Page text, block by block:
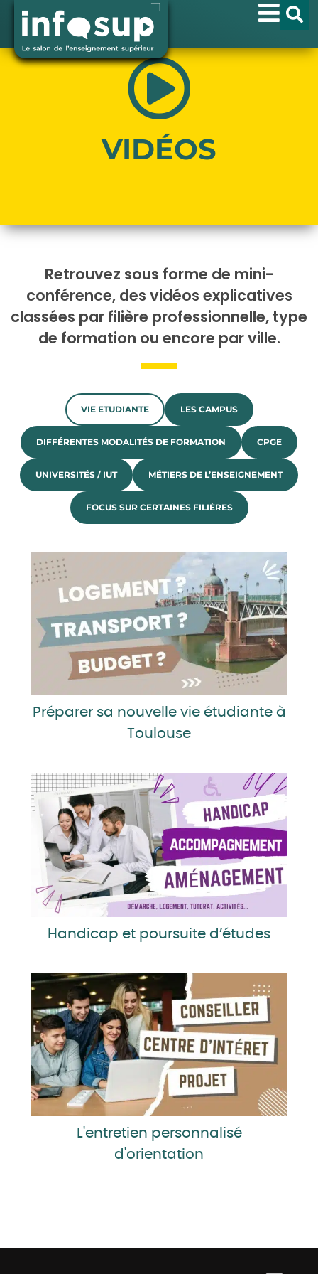
VIDÉOS
Retrouvez sous forme de mini-
conférence, des vidéos explicatives
classées par filière professionnelle, type
de formation ou encore par ville.
VIE ETUDIANTE LES CAMPUS
DIFFÉRENTES MODALITÉS DE FORMATION CPGE
UNIVERSITÉS / IUT MÉTIERS DE L’ENSEIGNEMENT
FOCUS SUR CERTAINES FILIÈRES
Préparer sa nouvelle vie étudiante à
Toulouse
Handicap et poursuite d’études
L'entretien personnalisé
d'orientation